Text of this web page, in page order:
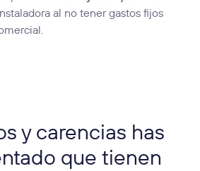
al no tener gastos fijos
y carencias has
que tienen